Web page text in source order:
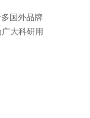
国外品牌
广大科研用